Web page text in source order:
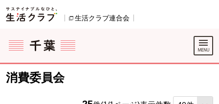
ページの先頭です。
生活クラブ連合会
ここからサイト内共通メニューです。
サイト内共通メニューをスキップする
サイト内共通メニューここまで。
消費委員会